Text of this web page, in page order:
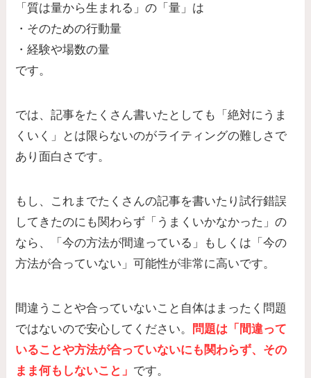
「質は量から生まれる」の「量」は
・そのための行動量
・経験や場数の量
です。
では、記事をたくさん書いたとしても「絶対にうま
くいく」とは限らないのがライティングの難しさで
あり面白さです。
もし、これまでたくさんの記事を書いたり試行錯誤
してきたのにも関わらず「うまくいかなかった」の
なら、「今の方法が間違っている」もしくは「今の
方法が合っていない」可能性が非常に高いです。
間違うことや合っていないこと自体はまったく問題
ではないので安心してください。
問題は「間違って
いることや方法が合っていないにも関わらず、その
まま何もしないこと」 です。